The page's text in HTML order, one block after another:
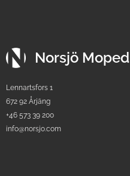
Norsjö Moped
Lennartsfors 1
672 92 Årjäng
+46 573 39 200
info@norsjo.com